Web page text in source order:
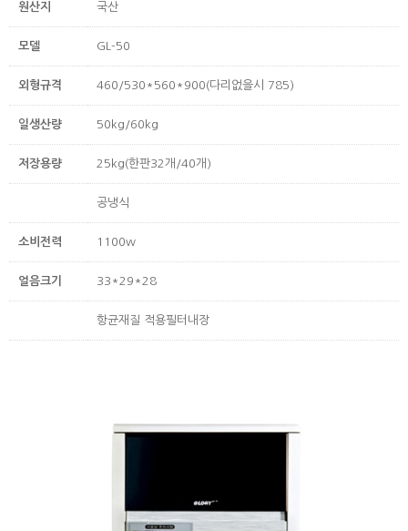
원산지 국산
모델 GL-50
외형규격 460/530*560*900(다리없을시 785)
일생산량 50kg/60kg
저장용량 25kg(한판32개/40개)
공냉식
소비전력 1100w
얼음크기 33*29*28
항균재질 적용필터내장